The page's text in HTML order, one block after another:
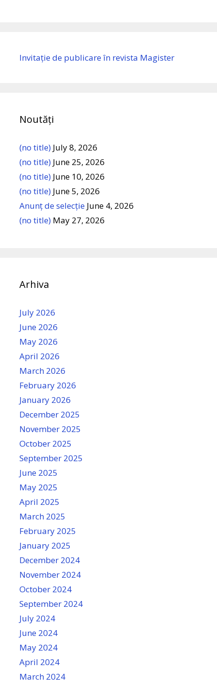
Invitație de publicare în revista Magister
Noutăți
(no title) July 8, 2026
(no title) June 25, 2026
(no title) June 10, 2026
(no title) June 5, 2026
Anunț de selecție June 4, 2026
(no title) May 27, 2026
Arhiva
July 2026
June 2026
May 2026
April 2026
March 2026
February 2026
January 2026
December 2025
November 2025
October 2025
September 2025
June 2025
May 2025
April 2025
March 2025
February 2025
January 2025
December 2024
November 2024
October 2024
September 2024
July 2024
June 2024
May 2024
April 2024
March 2024